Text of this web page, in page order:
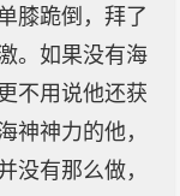
膝跪倒，拜了
。如果没有海
不用说他还获
神神力的他，
没有那么做，